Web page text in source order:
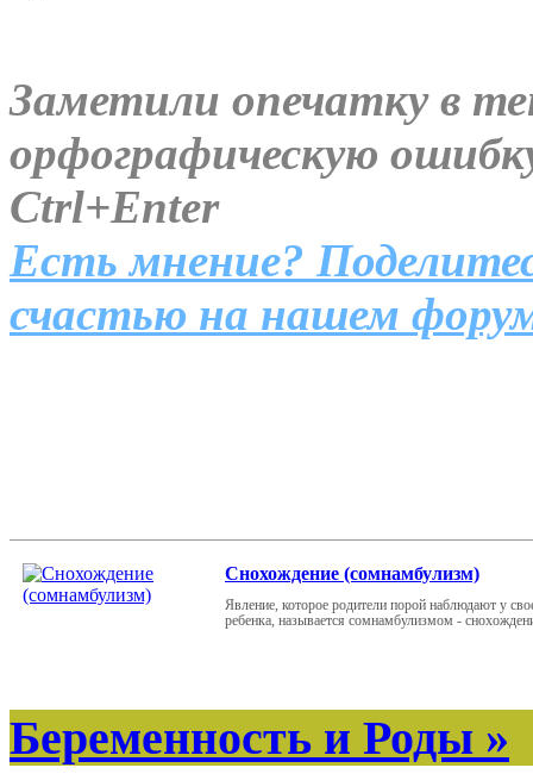
Заметили опечатку в
орфографическую
Ctrl+Enter
Есть мнение?
счастью на нашем
Снохождение (сомнамбулизм)
Явление, которое родители порой наблюдают у
ребенка, называется сомнамбулизмом -
Беременность и Роды »